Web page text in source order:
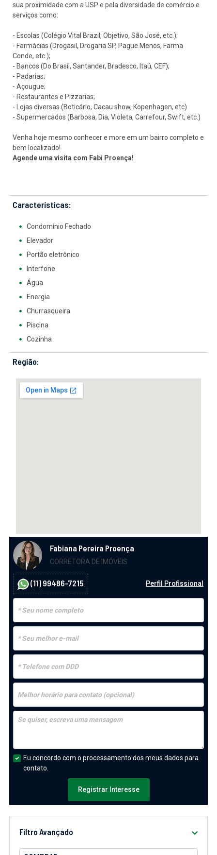
sua proximidade com a USP e pela diversidade de comércio e
serviços como:
- Escolas (Colégio Vital Brazil, Objetivo, São José, etc.);
- Farmácias (Drogasil, Drogaria SP, Pague Menos, Farma
Conde, etc.);
- Bancos (Do Brasil, Santander, Bradesco, Itaú, CEF);
- Padarias;
- Açougue;
- Restaurantes e Pizzarias;
- Lojas diversas (Boticário, Cacau show, Kopenhagen, etc)
- Supermercados (Barbosa, Dia, Violeta, Carrefour, Swift, etc.)
Venha hoje mesmo conhecer e more em um bairro completo e
bem localizado!
Agende uma visita com Fabi Proença!
Características:
Condomínio Fechado
Elevador
Portão eletrônico
Interfone
Água
Energia
Churrasqueira
Piscina
Cozinha
Região:
Fabiana Pereira Proença
CORRETORA DE IMÓVEIS
(11) 99486-7215 Perfil Profissional
Eu concordo com o processamento dos meus dados para
contato.
Registrar Interesse
Filtro Avançado